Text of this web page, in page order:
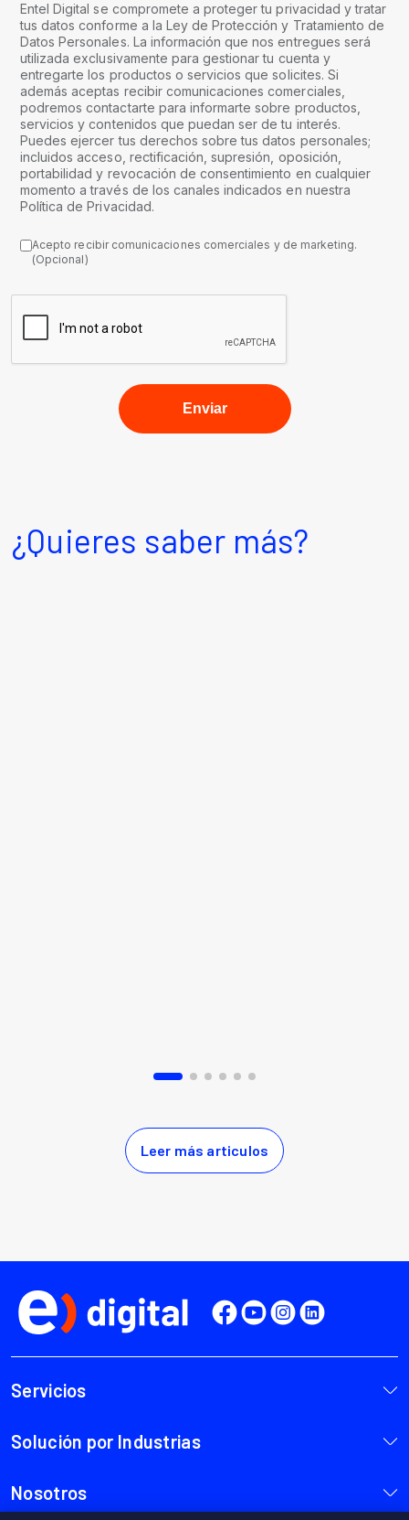
Entel Digital se compromete a proteger tu privacidad y tratar
tus datos conforme a la Ley de Protección y Tratamiento de
Datos Personales. La información que nos entregues será
utilizada exclusivamente para gestionar tu cuenta y
entregarte los productos o servicios que solicites. Si
además aceptas recibir comunicaciones comerciales,
podremos contactarte para informarte sobre productos,
servicios y contenidos que puedan ser de tu interés.
Puedes ejercer tus derechos sobre tus datos personales;
incluidos acceso, rectificación, supresión, oposición,
portabilidad y revocación de consentimiento en cualquier
momento a través de los canales indicados en nuestra
Política de Privacidad.
Acepto recibir comunicaciones comerciales y de marketing.
(Opcional)
¿Quieres saber más?